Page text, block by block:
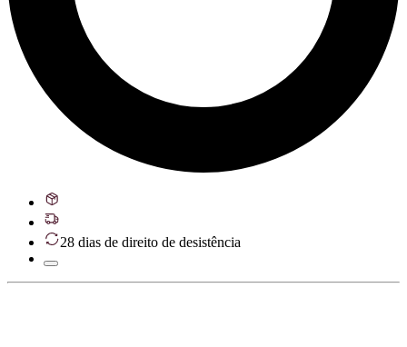
28 dias de direito de desistência